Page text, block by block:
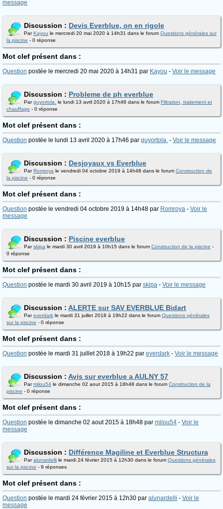
message
Discussion : Devis Everblue, on en rigole
ParKayou le mercredi 20 mai 2020 à 14h31 dans le forum Questions générales sur
la piscine - 0 réponse
Mot clef présent dans :
Question postée le mercredi 20 mai 2020 à 14h31 par Kayou - Voir le message
Discussion : Probleme de ph everblue
Parguyortola. le lundi 13 avril 2020 à 17h46 dans le forum Filtration, traitement et
chauffage - 0 réponse
Mot clef présent dans :
Question postée le lundi 13 avril 2020 à 17h46 par guyortola. - Voir le message
Discussion : Desjoyaux vs Everblue
ParRomroya le vendredi 04 octobre 2019 à 14h48 dans le forum Construction de
la piscine - 0 réponse
Mot clef présent dans :
Question postée le vendredi 04 octobre 2019 à 14h48 par Romroya - Voir le
message
Discussion : Piscine everblue
Parskipa le mardi 30 avril 2019 à 10h15 dans le forum Construction de la piscine -
0 réponse
Mot clef présent dans :
Question postée le mardi 30 avril 2019 à 10h15 par skipa - Voir le message
Discussion : ALERTE sur SAV EVERBLUE Bidart
Pareverdark le mardi 31 juillet 2018 à 19h22 dans le forum Questions générales
sur la piscine - 0 réponse
Mot clef présent dans :
Question postée le mardi 31 juillet 2018 à 19h22 par everdark - Voir le message
Discussion : Avis sur everblue a AULNY 57
Parmilou54 le dimanche 02 aout 2015 à 18h48 dans le forum Construction de la
piscine - 0 réponse
Mot clef présent dans :
Question postée le dimanche 02 aout 2015 à 18h48 par milou54 - Voir le
message
Discussion : Différence Magiline et Everblue Structura
Paralunardelli le mardi 24 février 2015 à 12h30 dans le forum Questions générales
sur la piscine - 9 réponses
Mot clef présent dans :
Question postée le mardi 24 février 2015 à 12h30 par alunardelli - Voir le
message